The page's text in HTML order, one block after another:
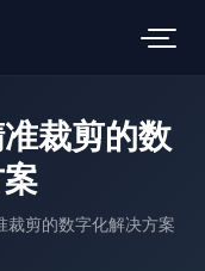
裁剪的数
剪的数字化解决方案